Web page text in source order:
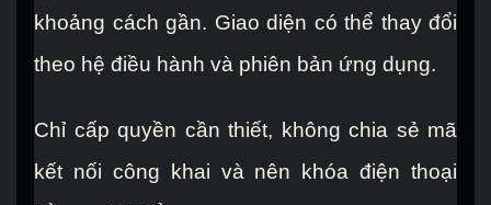
khoảng cách gần. Giao diện có thể thay đổi
theo hệ điều hành và phiên bản ứng dụng.
Chỉ cấp quyền cần thiết, không chia sẻ mã
kết nối công khai và nên khóa điện thoại